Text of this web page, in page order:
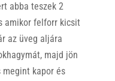
abba teszek 2
amikor felforr kicsit
az üveg aljára
majd jön
megint kapor és